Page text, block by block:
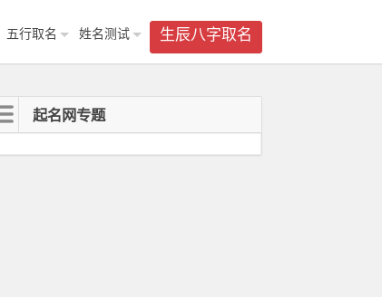
生辰八字取名
五行取名 姓名测试
起名网专题